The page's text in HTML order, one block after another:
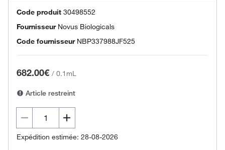
Code produit 30498552
Fournisseur Novus Biologicals
Code fournisseur NBP337988JF525
682.00€ / 0.1mL
Article restreint
Expédition estimée: 28-08-2026